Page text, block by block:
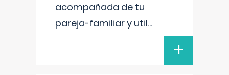
acompañada de tu
pareja-familiar y util...
+